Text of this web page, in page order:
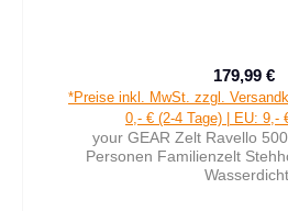
179,99 €
*Preise inkl. MwSt. zzgl.
0,- € (2-4 Tage) | EU: 9,-
your GEAR Zelt Ravello
Personen Familienzelt
Wasserdicht